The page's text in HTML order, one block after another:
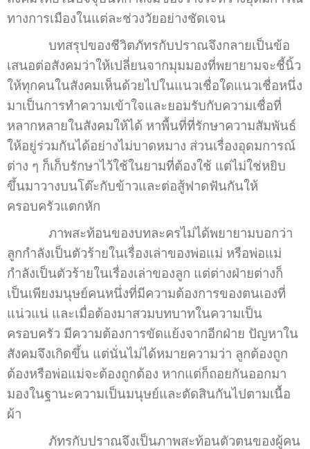
ทางการเมืองในแต่ละช่วงวัยอย่างชัดเจน
บทสรุปของชีวิตภัทรกับปราณจึงกลายเป็นข้อ
เสนอต่อสังคมว่าให้เปลี่ยนจากมุมมองที่พยายามจะชี้นิ้ว
ให้ทุกคนในสังคมเห็นด้วยไปในแนวเชื่อใดแนวเชื่อหนึ่ง
มาเป็นการทำความเข้าใจและยอมรับกับความเชื่อที่
หลากหลายในสังคมให้ได้ หาพื้นที่ที่รักษาความสัมพันธ์
ให้อยู่ร่วมกันได้อย่างไม่บาดหมาง ส่วนเรื่องอุดมการณ์
ต่าง ๆ ก็เก็บรักษาไว้ใช้ในยามที่ต้องใช้ แต่ไม่ใช่หยิบ
ขึ้นมาวางบนโต๊ะกับข้าวและต่อสู้ฟาดฟันกันให้
ครอบครัวแตกหัก
ภาพสะท้อนของบทละครไม่ได้พยายามบอกว่า
ลูกกำลังเป็นตัวร้ายในเรื่องเล่าของพ่อแม่ หรือพ่อแม่
กำลังเป็นตัวร้ายในเรื่องเล่าของลูก แต่ต่างฝ่ายต่างก็
เป็นเพียงมนุษย์คนหนึ่งที่มีความต้องการของตนเองที่
แน่วแน่ และเมื่อต้องมาสวมบทบาทในความเป็น
ครอบครัว มีความต้องการขัดแย้งจากอีกฝ่าย ปัญหาใน
สังคมจึงเกิดขึ้น แต่นั่นไม่ได้หมายความว่า ลูกต้องถูก
ต้องหรือพ่อแม่จะต้องถูกต้อง หากแต่ก็ถอยกันออกมา
มองในฐานะความเป็นมนุษย์และตัดสินกันไปตามเนื้อ
ผ้า
ภัทรกับปราณจึงเป็นภาพสะท้อนตัวตนของผู้คน